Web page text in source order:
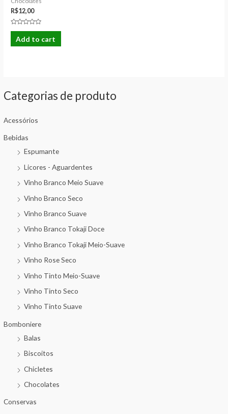
Categorias de produto
Acessórios
Bebidas
Espumante
Licores - Aguardentes
Vinho Branco Meio Suave
Vinho Branco Seco
Vinho Branco Suave
Vinho Branco Tokaji Doce
Vinho Branco Tokaji Meio-Suave
Vinho Rose Seco
Vinho Tinto Meio-Suave
Vinho Tinto Seco
Vinho Tinto Suave
Bomboniere
Balas
Biscoitos
Chicletes
Chocolates
Conservas
R$12,00
Rated
out
of
Add to cart